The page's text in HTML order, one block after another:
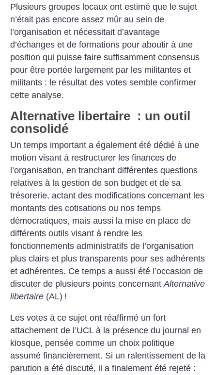
Plusieurs groupes locaux ont estimé que le sujet
n’était pas encore assez mûr au sein de
l’organisation et nécessitait d’avantage
d’échanges et de formations pour aboutir à une
position qui puisse faire suffisamment consensus
pour être portée largement par les militantes et
militants : le résultat des votes semble confirmer
cette analyse.
Alternative libertaire : un outil
consolidé
Un temps important a également été dédié à une
motion visant à restructurer les finances de
l’organisation, en tranchant différentes questions
relatives à la gestion de son budget et de sa
trésorerie, actant des modifications concernant les
montants des cotisations ou nos temps
démocratiques, mais aussi la mise en place de
différents outils visant à rendre les
fonctionnements administratifs de l’organisation
plus clairs et plus transparents pour ses adhérents
et adhérentes. Ce temps a aussi été l’occasion de
discuter de plusieurs points concernantAlternative
libertaire (AL) !
Les votes à ce sujet ont réaffirmé un fort
attachement de l’UCL à la présence du journal en
kiosque, pensée comme un choix politique
assumé financièrement. Si un ralentissement de la
parution a été discuté, il a finalement été rejeté :